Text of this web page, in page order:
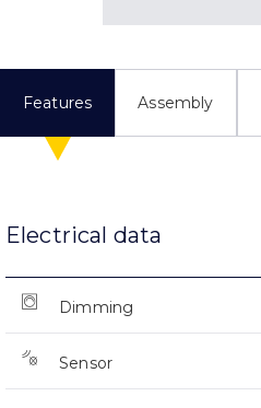
Features Assembly
Electrical data
Dimming
Sensor